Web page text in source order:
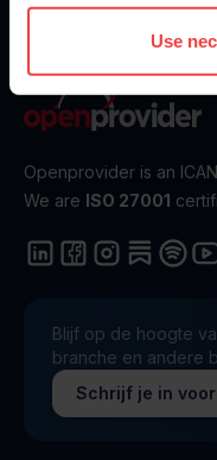
Use
Openprovider is an
We are ISO 27001
Blijf op de hoogte
branche en andere
Schrijf je in